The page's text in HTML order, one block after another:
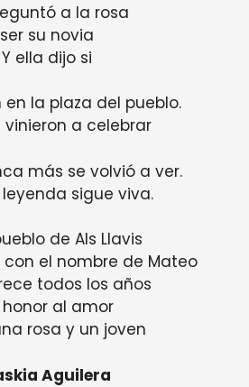
a la rosa
ser su novia
Y ella dijo si
en la plaza del pueblo.
vinieron a celebrar
más se volvió a ver.
leyenda sigue viva.
de Als Llavis
con el nombre de Mateo
todos los años
honor al amor
rosa y un joven
Aguilera